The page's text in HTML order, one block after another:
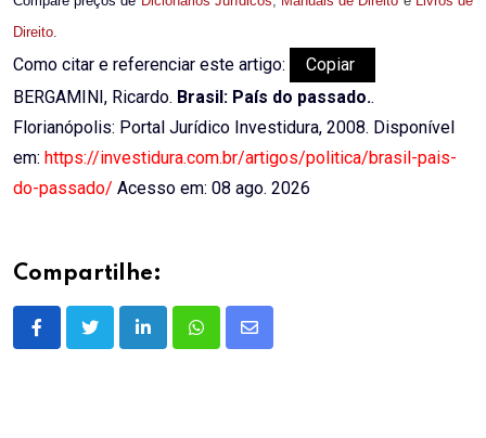
Direito.
Como citar e referenciar este artigo:
Copiar
BERGAMINI, Ricardo. Brasil: País do passado..
Florianópolis: Portal Jurídico Investidura, 2008. Disponível
em: https://investidura.com.br/artigos/politica/brasil-pais-
do-passado/ Acesso em: 08 ago. 2026
Compartilhe:
LinkedInWhatsappShare